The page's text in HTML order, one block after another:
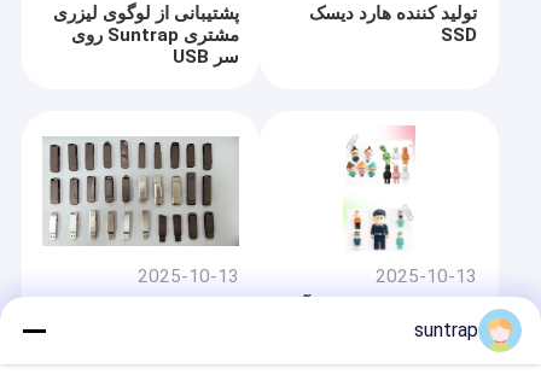
محصولات
تولید کننده هارد دیسک
SSD
پشتیبانی از لوگوی لیزری
مشتری Suntrap روی
سر USB
2025-10-13
2025-10-13
شرکت فناوری الکترونیکی شنژن سانترپ با مسئولیت محدوددر سال
2009 تأسیس شد.
متعهد به تبدیل شدن به تولیدکننده و رهبر فروش محصولات مرتبط با
پردازش صنعت ذخیره سازی در چین.
suntrap